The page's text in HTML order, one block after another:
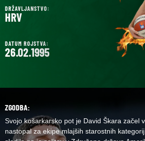
DRŽAVLJANSTVO:
HRV
DATUM ROJSTVA:
26.02.1995
ZGODBA:
Svojo košarkarsko pot je David Škara začel
nastopal za ekipe mlajših starostnih